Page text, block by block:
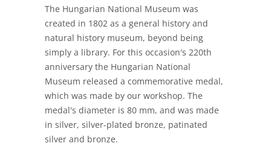
The Hungarian National Museum was
created in 1802 as a general history and
natural history museum, beyond being
simply a library. For this occasion's 220th
anniversary the Hungarian National
Museum released a commemorative medal,
which was made by our workshop. The
medal's diameter is 80 mm, and was made
in silver, silver-plated bronze, patinated
silver and bronze.